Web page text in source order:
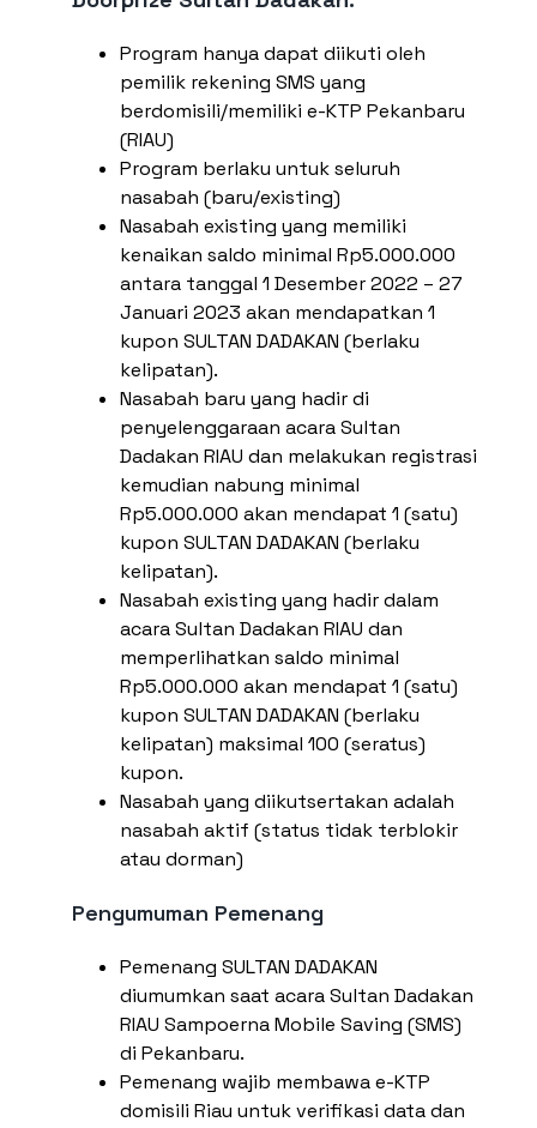
Program hanya dapat diikuti oleh
pemilik rekening SMS yang
berdomisili/memiliki e-KTP Pekanbaru
(RIAU)
Program berlaku untuk seluruh
nasabah (baru/existing)
Nasabah existing yang memiliki
kenaikan saldo minimal Rp5.000.000
antara tanggal 1 Desember 2022 – 27
Januari 2023 akan mendapatkan 1
kupon SULTAN DADAKAN (berlaku
kelipatan).
Nasabah baru yang hadir di
penyelenggaraan acara Sultan
Dadakan RIAU dan melakukan registrasi
kemudian nabung minimal
Rp5.000.000 akan mendapat 1 (satu)
kupon SULTAN DADAKAN (berlaku
kelipatan).
Nasabah existing yang hadir dalam
acara Sultan Dadakan RIAU dan
memperlihatkan saldo minimal
Rp5.000.000 akan mendapat 1 (satu)
kupon SULTAN DADAKAN (berlaku
kelipatan) maksimal 100 (seratus)
kupon.
Nasabah yang diikutsertakan adalah
nasabah aktif (status tidak terblokir
atau dorman)
Pengumuman Pemenang
Pemenang SULTAN DADAKAN
diumumkan saat acara Sultan Dadakan
RIAU Sampoerna Mobile Saving (SMS)
di Pekanbaru.
Pemenang wajib membawa e-KTP
domisili Riau untuk verifikasi data dan